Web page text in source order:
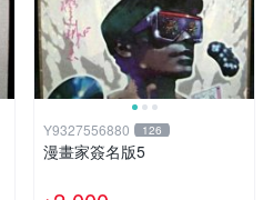
Y9327556880 126
漫畫家簽名版5